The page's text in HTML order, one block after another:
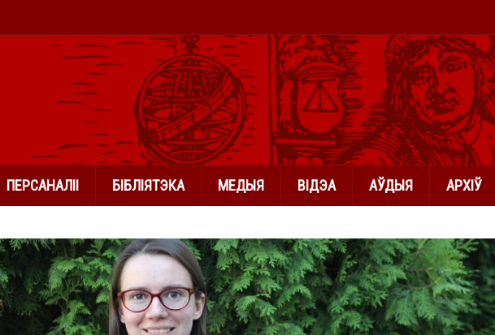
ПЕРСАНАЛІІ БІБЛІЯТЭКА МЕДЫЯ ВІДЭА АЎДЫЯ АРХІЎ